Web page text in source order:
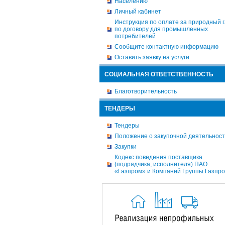
Личный кабинет
Инструкция по оплате за природный
по договору для промышленных
потребителей
Сообщите контактную информацию
Оставить заявку на услуги
СОЦИАЛЬНАЯ ОТВЕТСТВЕННОСТЬ
Благотворительность
ТЕНДЕРЫ
Тендеры
Положение о закупочной
Закупки
Кодекс поведения поставщика
(подрядчика, исполнителя) ПАО
«Газпром» и Компаний Группы